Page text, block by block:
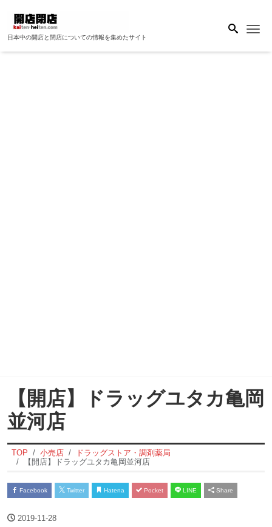
日本中の開店と閉店についての情報を集めたサイト
【開店】ドラッグユタカ亀岡
並河店
TOP 小売店
ドラッグストア・調剤薬局
【開店】ドラッグユタカ亀岡並河店
Facebook Twitter Hatena Pocket LINE Share
2019-11-28